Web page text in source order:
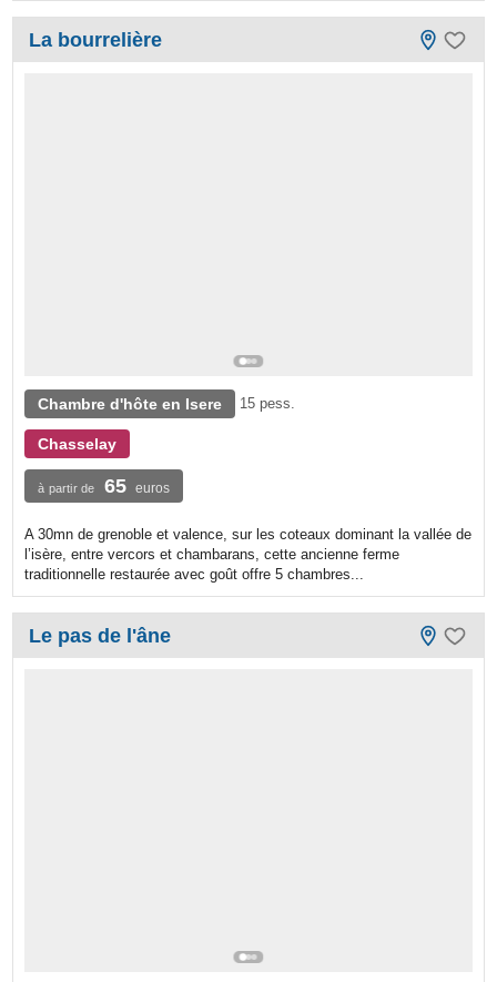
La bourrelière
Chambre d'hôte en Isere 15 pess.
Chasselay
à partir de 65 euros
A 30mn de grenoble et valence, sur les coteaux dominant la vallée de
l’isère, entre vercors et chambarans, cette ancienne ferme
traditionnelle restaurée avec goût offre 5 chambres...
Le pas de l'âne